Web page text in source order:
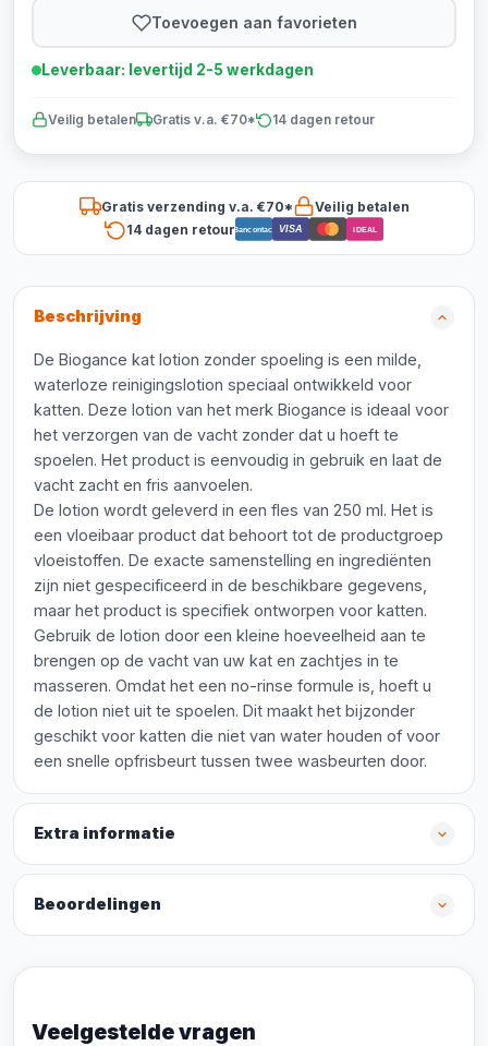
Toevoegen aan favorieten
Leverbaar: levertijd 2-5 werkdagen
Veilig betalen Gratis v.a. €70* 14 dagen retour
Gratis verzending v.a. €70*
Veilig betalen
14 dagen retourBancontact VISA iDEAL
Beschrijving
De Biogance kat lotion zonder spoeling is een milde,
waterloze reinigingslotion speciaal ontwikkeld voor
katten. Deze lotion van het merk Biogance is ideaal voor
het verzorgen van de vacht zonder dat u hoeft te
spoelen. Het product is eenvoudig in gebruik en laat de
vacht zacht en fris aanvoelen.
De lotion wordt geleverd in een fles van 250 ml. Het is
een vloeibaar product dat behoort tot de productgroep
vloeistoffen. De exacte samenstelling en ingrediënten
zijn niet gespecificeerd in de beschikbare gegevens,
maar het product is specifiek ontworpen voor katten.
Gebruik de lotion door een kleine hoeveelheid aan te
brengen op de vacht van uw kat en zachtjes in te
masseren. Omdat het een no-rinse formule is, hoeft u
de lotion niet uit te spoelen. Dit maakt het bijzonder
geschikt voor katten die niet van water houden of voor
een snelle opfrisbeurt tussen twee wasbeurten door.
Extra informatie
Beoordelingen
Veelgestelde vragen